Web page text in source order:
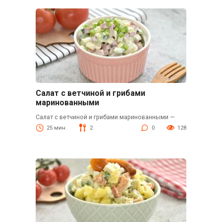
Салат с ветчиной и грибами
маринованными
Салат с ветчиной и грибами маринованными —
25 мин. 2 0 128